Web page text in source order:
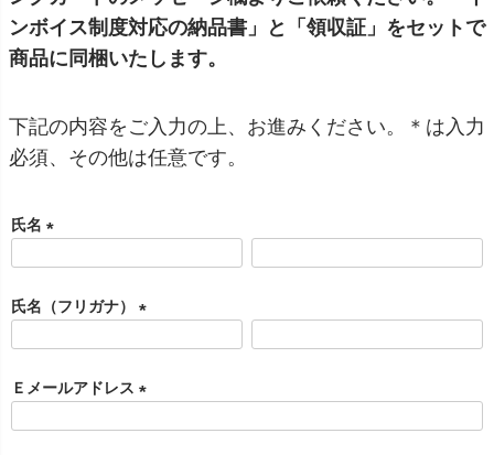
ンボイス制度対応の納品書」と「領収証」をセットで
商品に同梱いたします。
下記の内容をご入力の上、お進みください。＊は入力
必須、その他は任意です。
氏名
須
氏名（フリガナ）
須
Ｅメールアドレス